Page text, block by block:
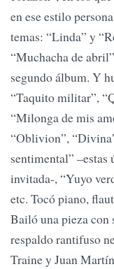
en ese estilo
temas: “Linda” y
“Muchacha de
segundo álbum. Y
“Taquito militar”,
“Milonga de mis
“Oblivion”,
sentimental”
invitada-, “Yuyo
etc. Tocó piano,
Bailó una pieza con
respaldo rantifuso
Traine y Juan